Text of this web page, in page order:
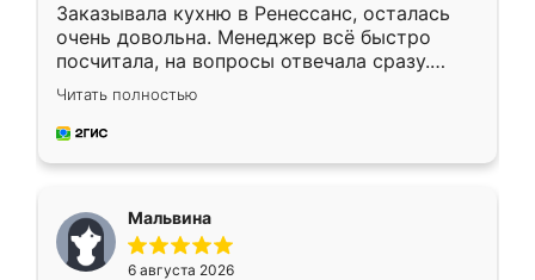
Заказывала кухню в Ренессанс, осталась
очень довольна. Менеджер всё быстро
посчитала, на вопросы отвечала сразу.
Замерщик приехал в субботу, подошёл к
делу со всей ответственностью. Собрали
за день, ребята работали аккуратно, даже
Читать полностью
Мальвина
6 августа 2026